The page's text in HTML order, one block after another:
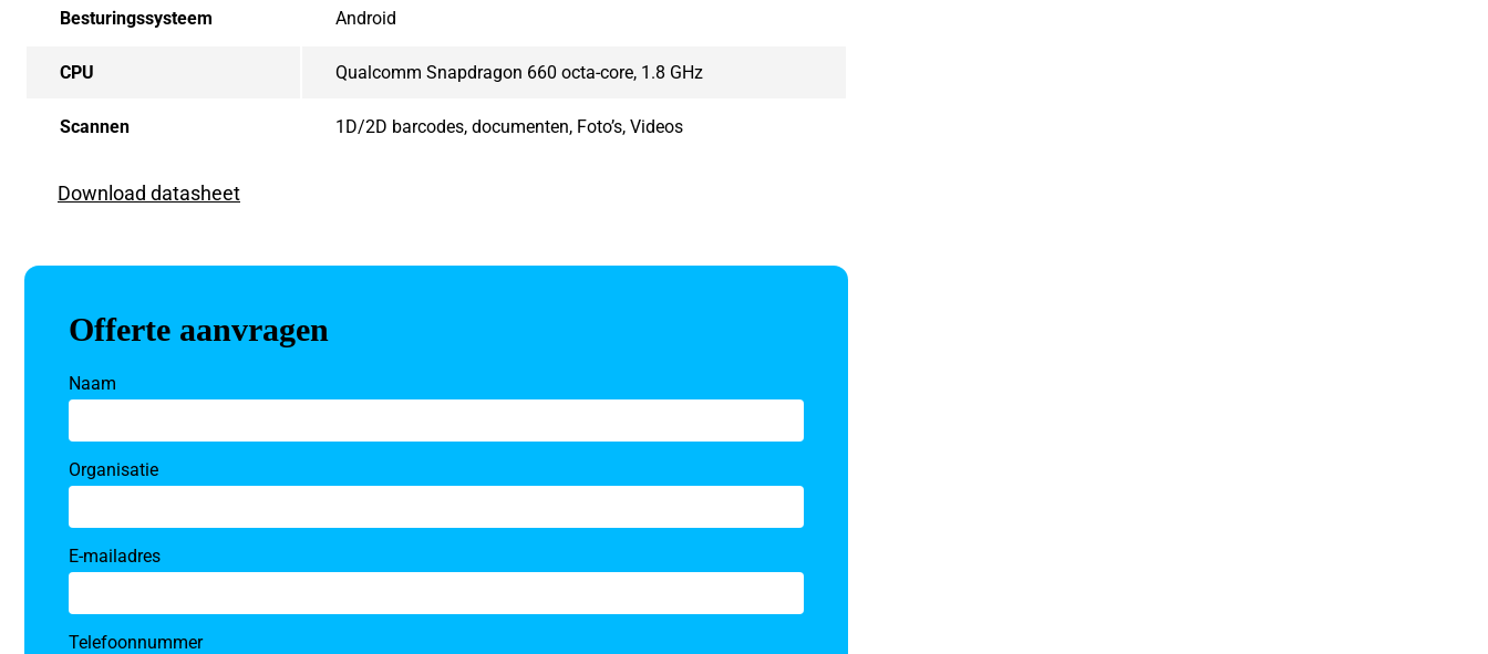
Besturingssysteem Android
CPU Qualcomm Snapdragon 660 octa-core, 1.8 GHz
Scannen 1D/2D barcodes, documenten, Foto’s, Videos
Download datasheet
Offerte aanvragen
Naam
Organisatie
E-mailadres
Telefoonnummer